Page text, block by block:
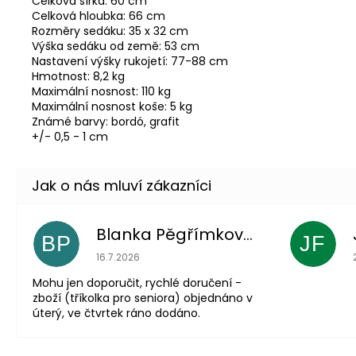
Celková hloubka: 66 cm
Rozměry sedáku: 35 x 32 cm
Výška sedáku od země: 53 cm
Nastavení výšky rukojetí: 77-88 cm
Hmotnost: 8,2 kg
Maximální nosnost: 110 kg
Maximální nosnost koše: 5 kg
Známé barvy: bordó, grafit
+/- 0,5 - 1 cm
BP Blanka Pěgřímková
Hodnocení obchodu je 5 z 5 hvězdiček.
16.7.2026
Mohu jen doporučit, rychlé doručení -
zboží (tříkolka pro seniora) objednáno v
úterý, ve čtvrtek ráno dodáno.
JF